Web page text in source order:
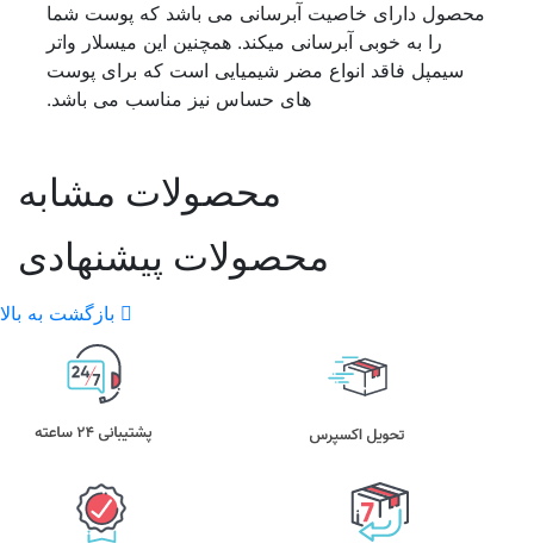
محصول دارای خاصیت آبرسانی می باشد که پوست شما
را به خوبی آبرسانی میکند. همچنین این میسلار واتر
سیمپل فاقد انواع مضر شیمیایی است که برای پوست
های حساس نیز مناسب می باشد.
محصولات مشابه
محصولات پیشنهادی
بازگشت به بالا